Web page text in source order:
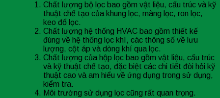
Chất lượng bộ lọc bao gồm vật liệu, cấu trúc và kỹ
thuật chế tạo của khung lọc, màng lọc, ron lọc,
keo đổ lọc.
Chất lượng hệ thống HVAC bao gồm thiết kế
đúng về hệ thống lọc khí, các thông số về lưu
lượng, cột áp và dòng khí qua lọc.
Chất lượng của hộp lọc bao gồm vật liệu, cấu trúc
và kỹ thuật chế tạo, đặc biệt các chi tiết đòi hỏi kỹ
thuật cao và am hiểu về ứng dụng trong sử dụng,
kiểm tra.
Môi trường sử dụng lọc cũng rất quan trọng.